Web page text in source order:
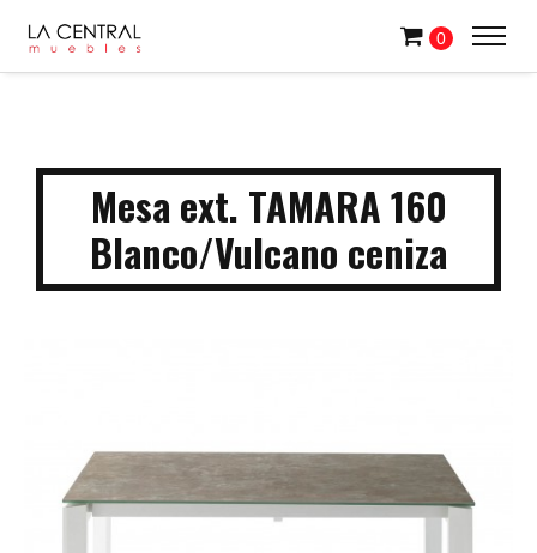
0
Mesa ext. TAMARA 160
Blanco/Vulcano ceniza